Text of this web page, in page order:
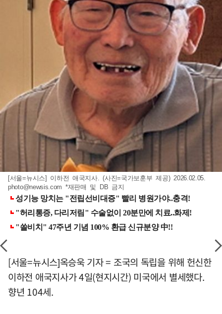
[서울=뉴시스] 이하전 애국지사. (사진=국가보훈부 제공) 2026.02.05.
photo@newsis.com *재판매 및 DB 금지
[서울=뉴시스]옥승욱 기자 = 조국의 독립을 위해 헌신한
이하전 애국지사가 4일(현지시간) 미국에서 별세했다.
향년 104세.